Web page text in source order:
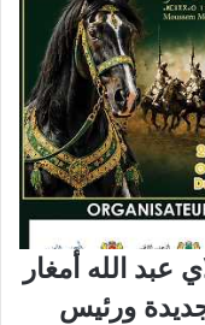
عبد الله أمغار
ورئيس